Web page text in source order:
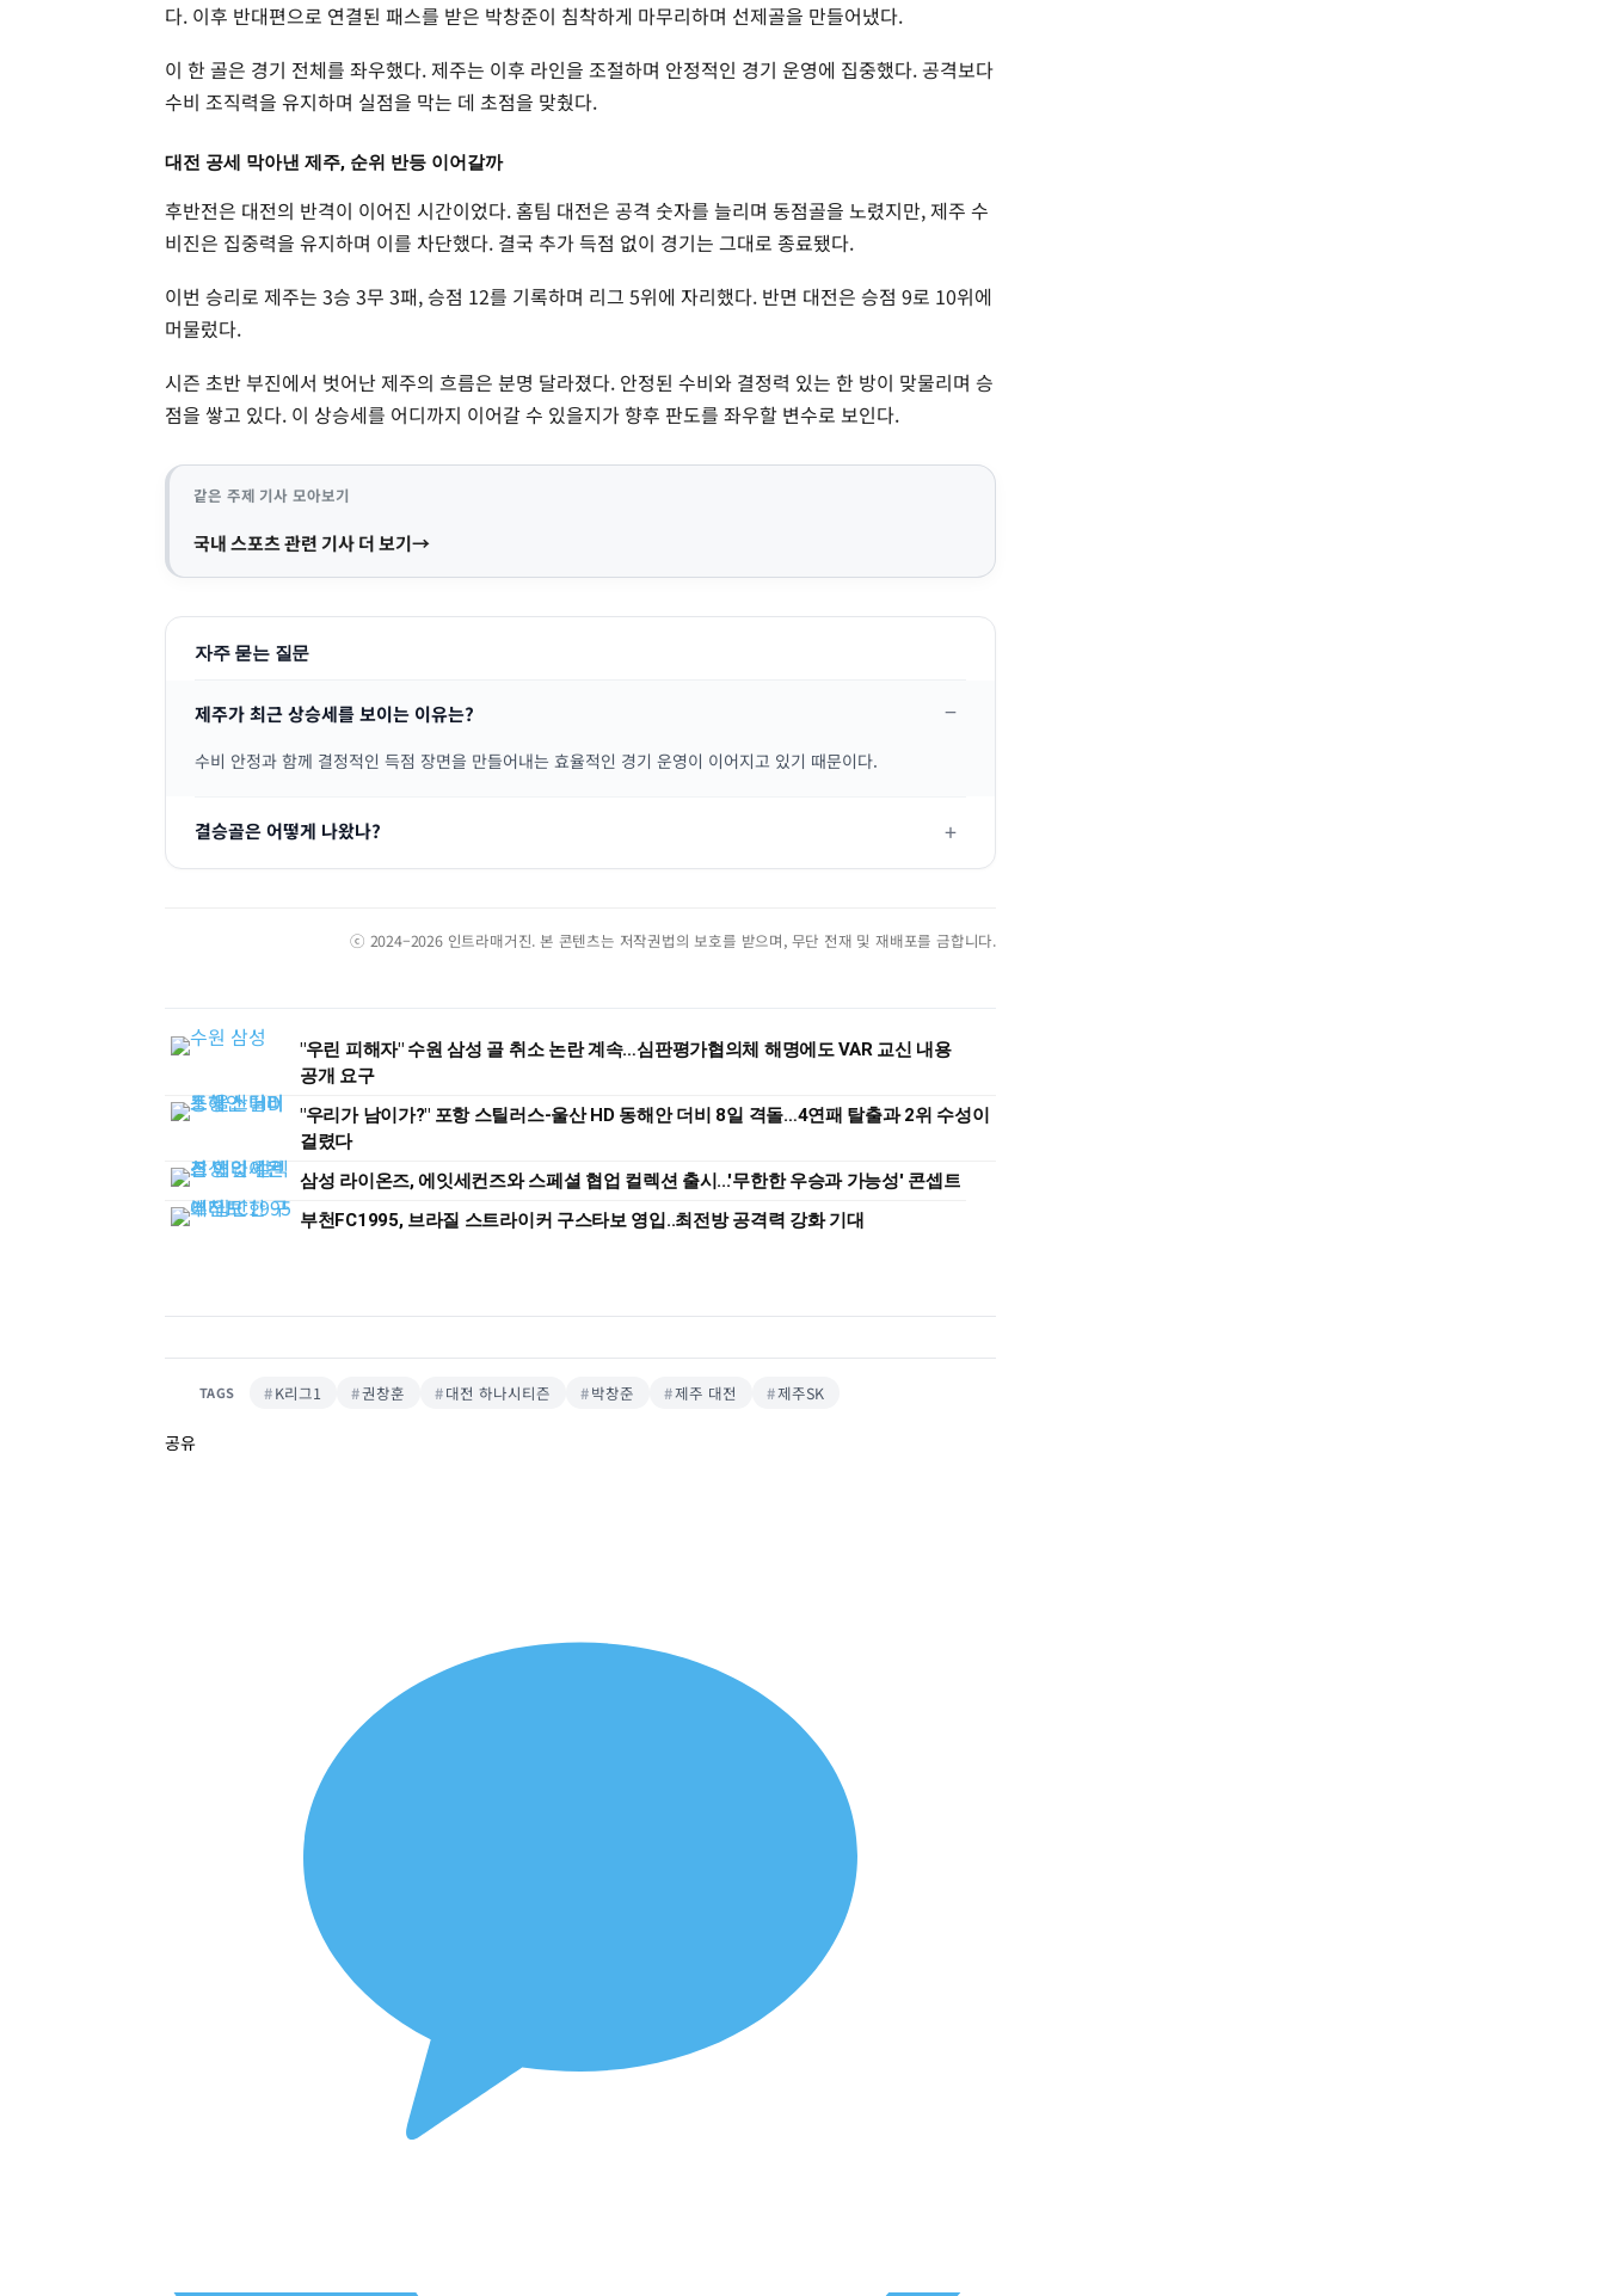
다. 이후 반대편으로 연결된 패스를 받은 박창준이 침착하게 마무리하며 선제골을 만들어냈다.
이 한 골은 경기 전체를 좌우했다. 제주는 이후 라인을 조절하며 안정적인 경기 운영에 집중했다. 공격보다
수비 조직력을 유지하며 실점을 막는 데 초점을 맞췄다.
대전 공세 막아낸 제주, 순위 반등 이어갈까
후반전은 대전의 반격이 이어진 시간이었다. 홈팀 대전은 공격 숫자를 늘리며 동점골을 노렸지만, 제주 수
비진은 집중력을 유지하며 이를 차단했다. 결국 추가 득점 없이 경기는 그대로 종료됐다.
이번 승리로 제주는 3승 3무 3패, 승점 12를 기록하며 리그 5위에 자리했다. 반면 대전은 승점 9로 10위에
머물렀다.
시즌 초반 부진에서 벗어난 제주의 흐름은 분명 달라졌다. 안정된 수비와 결정력 있는 한 방이 맞물리며 승
점을 쌓고 있다. 이 상승세를 어디까지 이어갈 수 있을지가 향후 판도를 좌우할 변수로 보인다.
같은 주제 기사 모아보기
국내 스포츠 관련 기사 더 보기
자주 묻는 질문
제주가 최근 상승세를 보이는 이유는?
수비 안정과 함께 결정적인 득점 장면을 만들어내는 효율적인 경기 운영이 이어지고 있기 때문이다.
결승골은 어떻게 나왔나?
ⓒ 2024–2026 인트라매거진. 본 콘텐츠는 저작권법의 보호를 받으며, 무단 전재 및 재배포를 금합니다.
"우린 피해자" 수원 삼성 골 취소 논란 계속…심판평가협의체 해명에도 VAR 교신 내용
공개 요구
"우리가 남이가?" 포항 스틸러스-울산 HD 동해안 더비 8일 격돌…4연패 탈출과 2위 수성이
걸렸다
삼성 라이온즈, 에잇세컨즈와 스페셜 협업 컬렉션 출시...'무한한 우승과 가능성' 콘셉트
부천FC1995, 브라질 스트라이커 구스타보 영입..최전방 공격력 강화 기대
TAGS K리그1 권창훈 대전 하나시티즌 박창준 제주 대전 제주SK
공유